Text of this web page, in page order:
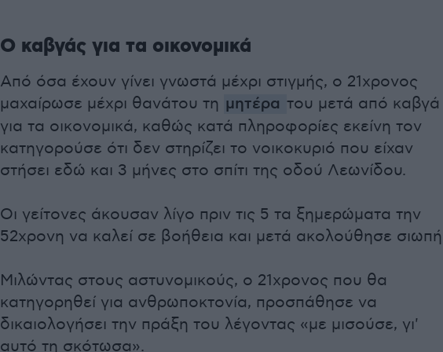
Ο καβγάς για τα οικονομικά
Από όσα έχουν γίνει γνωστά μέχρι στιγμής, ο 21χρονος
μαχαίρωσε μέχρι θανάτου τη μητέρα του μετά από καβγά
για τα οικονομικά, καθώς κατά πληροφορίες εκείνη τον
κατηγορούσε ότι δεν στηρίζει το νοικοκυριό που είχαν
στήσει εδώ και 3 μήνες στο σπίτι της οδού Λεωνίδου.
Οι γείτονες άκουσαν λίγο πριν τις 5 τα ξημερώματα την
52χρονη να καλεί σε βοήθεια και μετά ακολούθησε
Μιλώντας στους αστυνομικούς, ο 21χρονος που θα
κατηγορηθεί για ανθρωποκτονία, προσπάθησε να
δικαιολογήσει την πράξη του λέγοντας «με μισούσε, γι'
αυτό τη σκότωσα».